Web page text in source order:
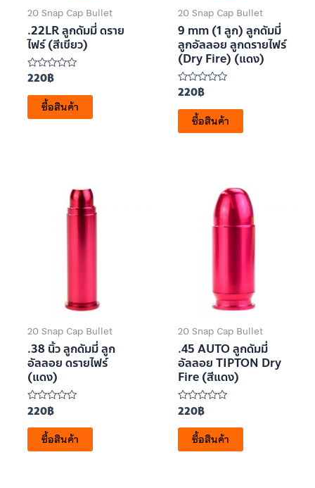
20 Snap Cap Bullet
.22LR ลูกดัมมี่ ดราย
ไฟร์ (สีเขียว)
ให้
คะแนน
0
ตั้งแต่
5
220฿
ซื้อสินค้า
20 Snap Cap Bullet
9 mm (1 ลูก) ลูกดัมมี่
ลูกอัลลอย ลูกดรายไฟร์
(Dry Fire) (แดง)
ให้
คะแนน
0
ตั้งแต่
5
220฿
ซื้อสินค้า
20 Snap Cap Bullet
.38 นิ้ว ลูกดัมมี่ ลูก
อัลลอย ดรายไฟร์
(แดง)
ให้
คะแนน
0
ตั้งแต่
5
220฿
ซื้อสินค้า
20 Snap Cap Bullet
.45 AUTO ลูกดัมมี่
อัลลอย TIPTON Dry
Fire (สีแดง)
ให้
คะแนน
0
ตั้งแต่
5
220฿
ซื้อสินค้า